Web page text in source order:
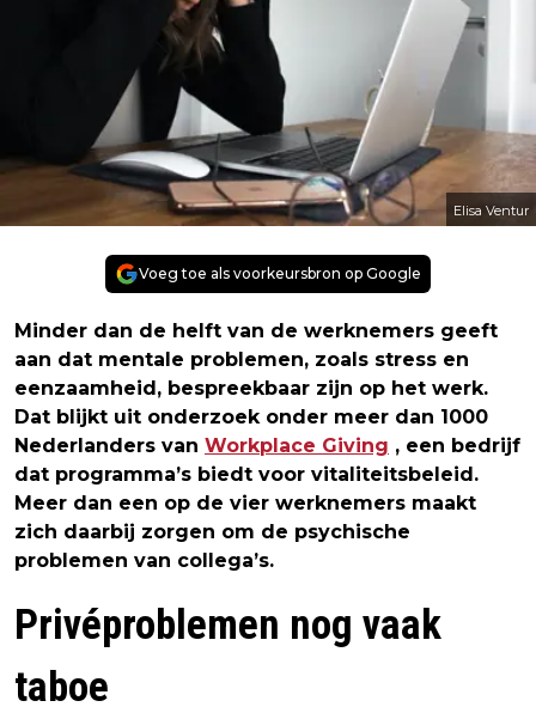
Elisa Ventur
Voeg toe als voorkeursbron op Google
Minder dan de helft van de werknemers geeft
aan dat mentale problemen, zoals stress en
eenzaamheid, bespreekbaar zijn op het werk.
Dat blijkt uit onderzoek onder meer dan 1000
Nederlanders van Workplace Giving , een bedrijf
dat programma’s biedt voor vitaliteitsbeleid.
Meer dan een op de vier werknemers maakt
zich daarbij zorgen om de psychische
problemen van collega’s.
Privéproblemen nog vaak
taboe